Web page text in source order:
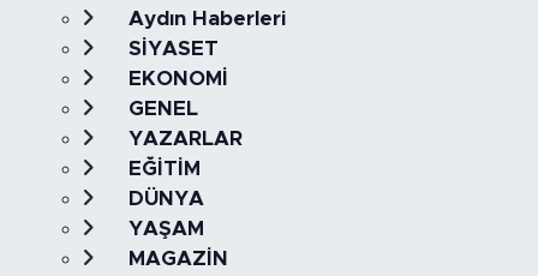
Aydın Haberleri
SİYASET
EKONOMİ
GENEL
YAZARLAR
EĞİTİM
DÜNYA
YAŞAM
MAGAZİN